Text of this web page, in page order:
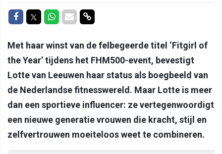
Delen op Facebook
Delen op Twitter
Delen op Whatsapp
Delen via Mail
Delen via link
Met haar winst van de felbegeerde titel ‘Fitgirl of
the Year’ tijdens het FHM500-event, bevestigt
Lotte van Leeuwen haar status als boegbeeld van
de Nederlandse fitnesswereld. Maar Lotte is meer
dan een sportieve influencer: ze vertegenwoordigt
een nieuwe generatie vrouwen die kracht, stijl en
zelfvertrouwen moeiteloos weet te combineren.